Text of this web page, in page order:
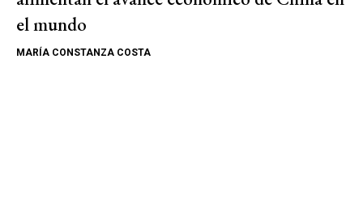
el mundo
MARÍA CONSTANZA COSTA